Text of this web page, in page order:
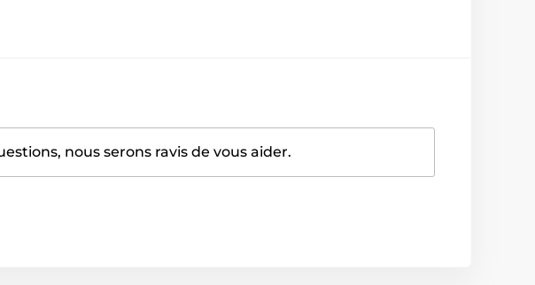
nous serons ravis de vous aider.